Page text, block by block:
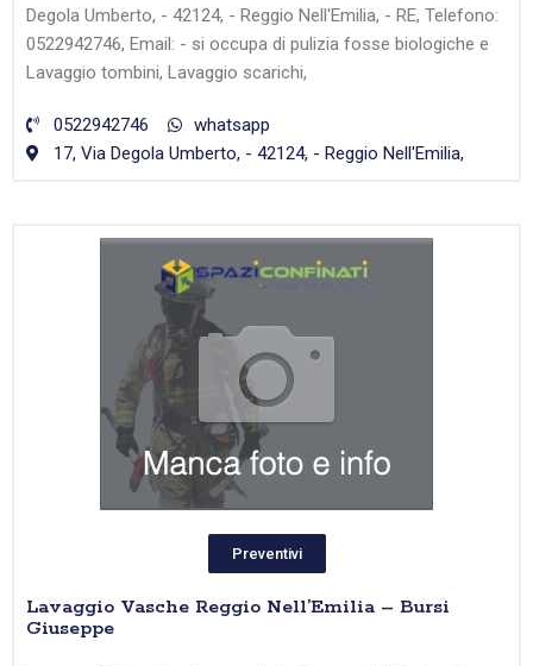
Degola Umberto, - 42124, - Reggio Nell'Emilia, - RE, Telefono:
0522942746, Email: - si occupa di pulizia fosse biologiche e
Lavaggio tombini, Lavaggio scarichi,
0522942746
whatsapp
17, Via Degola Umberto, - 42124, - Reggio Nell'Emilia,
Preventivi
Lavaggio Vasche Reggio Nell’Emilia – Bursi
Giuseppe